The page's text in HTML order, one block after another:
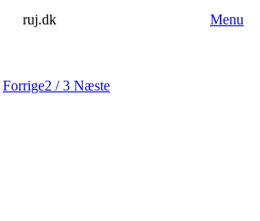
ruj.dk
Menu
Forrige2 / 3 Næste